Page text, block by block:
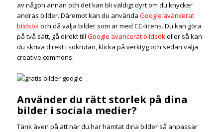
av någon annan och det kan bli väldigt dyrt om du knycker
andras bilder. Däremot kan du använda Google avancerat
bildsökoch då välja bilder som är med CC-licens. Du kan göra
på två sätt, gå direkt till Google avancerat bildsökeller så kan
du skriva direkt i sökrutan, klicka på verktyg och sedan välja
creative commons.
Använder du rätt storlek på dina
bilder i sociala medier?
Tänk även på att när du har hämtat dina bilder så anpassar